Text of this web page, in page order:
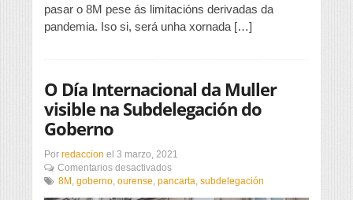
pasar o 8M pese ás limitacións derivadas da
pandemia. Iso si, será unha xornada […]
O Día Internacional da Muller
visible na Subdelegación do
Goberno
Por redaccion el 3 marzo, 2021
Comentarios desactivadosen
O
8M , goberno, ourense, pancarta, subdelegación